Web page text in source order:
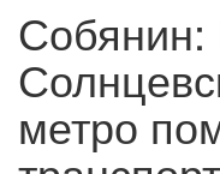
Собянин:
метро